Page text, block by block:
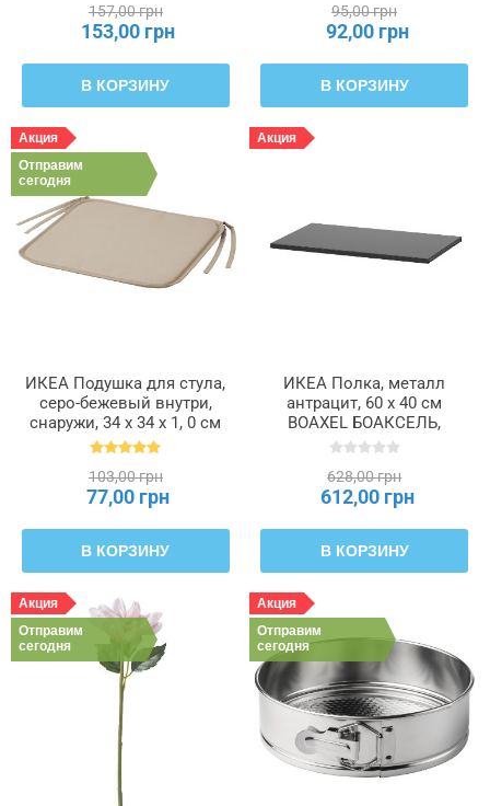
157,00 грн
153,00 грн
В КОРЗИНУ
95,00 грн
92,00 грн
В КОРЗИНУ
Акция
Отправим
сегодня
ИКЕА Подушка для стула,
серо-бежевый внутри,
снаружи, 34 x 34 x 1, 0 см
BRÄMÖN, 304.832.09
103,00 грн
77,00 грн
В КОРЗИНУ
Акция
ИКЕА Полка, металл
антрацит, 60 x 40 см
BOAXEL БОАКСЕЛЬ,
805.755.98
628,00 грн
612,00 грн
В КОРЗИНУ
Акция
Отправим
сегодня
Акция
Отправим
сегодня